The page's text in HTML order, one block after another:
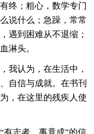
终；粗心，数学专门
说什么；急躁，常常
遇到困难从不退缩；
淋头。
我认为，在生活中，
自信与成就。在书刊
，在这里的残疾人使